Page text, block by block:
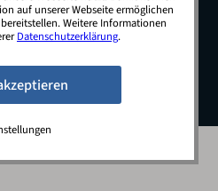
Kontakt
Datenschutz
auf unserer Webseite ermöglichen
Weitere Informationen
Datenschutzerklärung.